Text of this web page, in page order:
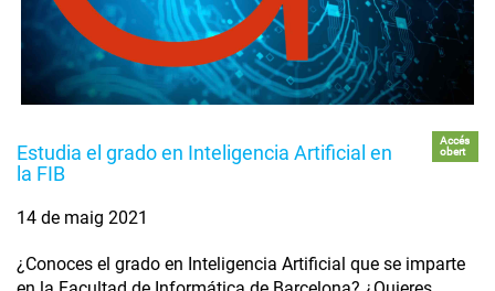
Estudia el grado en Inteligencia Artificial en
la FIB
Accés
obert
14 de maig 2021
¿Conoces el grado en Inteligencia Artificial que se imparte